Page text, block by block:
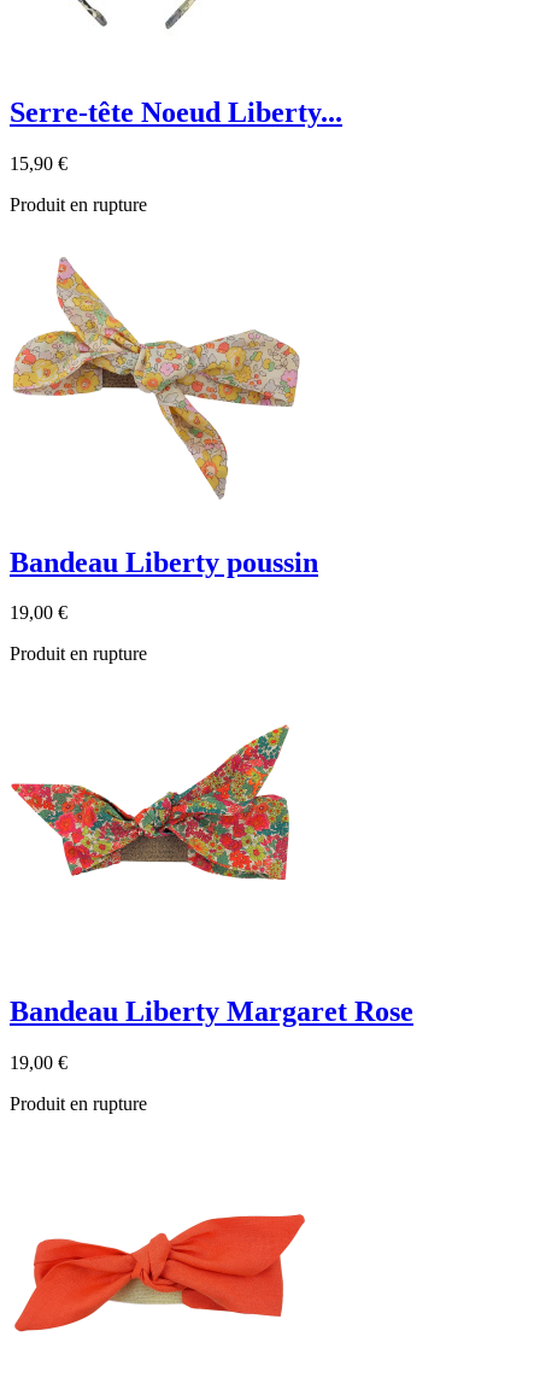
Serre-tête Noeud Liberty...
15,90 €
Produit en rupture
Bandeau Liberty poussin
19,00 €
Produit en rupture
Bandeau Liberty Margaret Rose
19,00 €
Produit en rupture